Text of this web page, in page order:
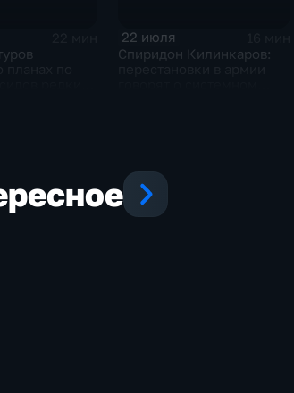
22 июля
Спиридон Килинкаров: